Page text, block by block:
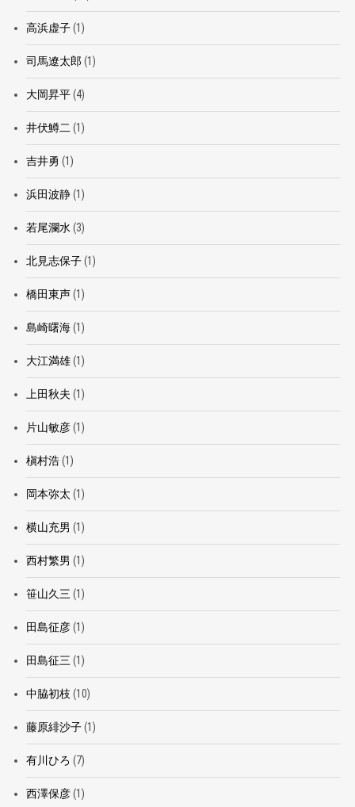
高浜虚子(1)
司馬遼太郎 (1)
大岡昇平(4)
井伏鱒二 (1)
吉井勇 (1)
浜田波静(1)
若尾瀾水 (3)
北見志保子(1)
橋田東声(1)
島崎曙海(1)
大江満雄(1)
上田秋夫 (1)
片山敏彦(1)
槇村浩(1)
岡本弥太 (1)
横山充男 (1)
西村繁男 (1)
笹山久三 (1)
田島征彦(1)
田島征三 (1)
中脇初枝 (10)
藤原緋沙子(1)
有川ひろ (7)
西澤保彦(1)